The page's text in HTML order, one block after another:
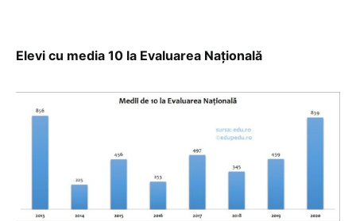
Elevi cu media 10 la Evaluarea Naţională